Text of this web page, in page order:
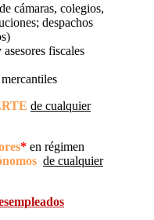
cámaras, colegios,
despachos
fiscales
de cualquier
* en régimen
de cualquier